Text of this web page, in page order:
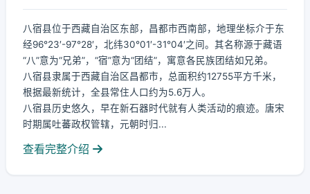
八宿县位于西藏自治区东部，昌都市西南部，地理坐标介于东
经96°23′-97°28′，北纬30°01′-31°04′之间。其名称源于藏语
“八”意为“兄弟”，“宿”意为“团结”，寓意各民族团结如兄弟。
八宿县隶属于西藏自治区昌都市，总面积约12755平方千米，
根据最新统计，全县常住人口约为5.6万人。
八宿县历史悠久，早在新石器时代就有人类活动的痕迹。唐宋
时期属吐蕃政权管辖，元朝时归...
查看完整介绍